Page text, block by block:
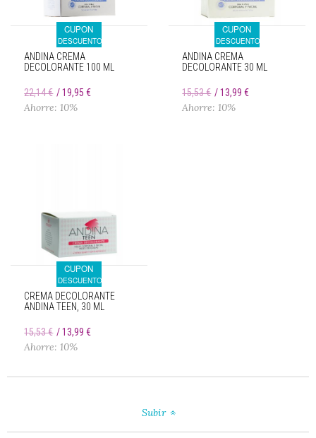
CUPON
DESCUENTO
ANDINA CREMA
DECOLORANTE 100 ML
22,14 € 19,95 €
Ahorre: 10%
CUPON
DESCUENTO
ANDINA CREMA
DECOLORANTE 30 ML
15,53 € 13,99 €
Ahorre: 10%
CUPON
DESCUENTO
CREMA DECOLORANTE
ANDINA TEEN, 30 ML
15,53 € 13,99 €
Ahorre: 10%
Subir